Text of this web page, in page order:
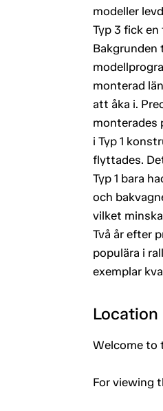
modeller
Typ 3 fick
Bakgrunden
monterad
att åka i.
monterades
i Typ 1
flyttades.
Typ 1 bara
och
vilket
Två år efter
populära i
exemplar
Welcome to
For viewing